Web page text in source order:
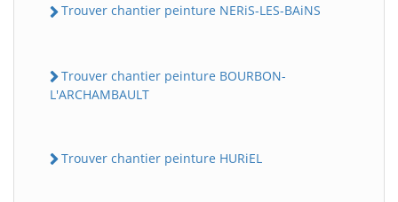
Trouver chantier peinture NERiS-LES-BAiNS
Trouver chantier peinture BOURBON-
L'ARCHAMBAULT
Trouver chantier peinture HURiEL